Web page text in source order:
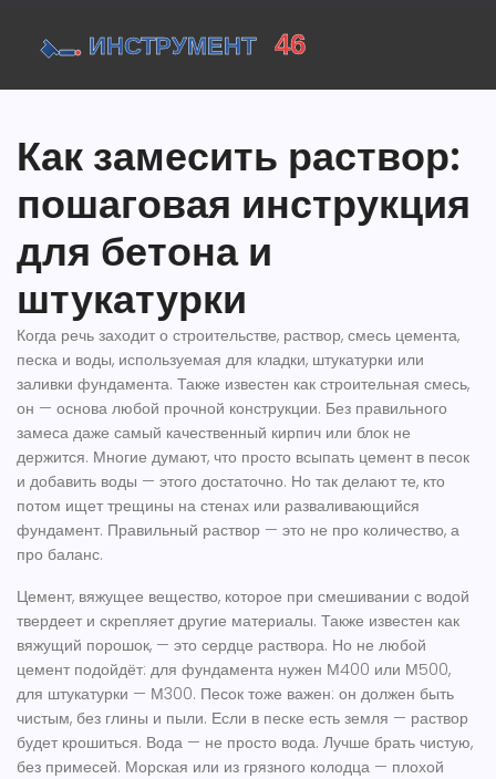
Как замесить раствор:
пошаговая инструкция
для бетона и
штукатурки
Когда речь заходит о строительстве, раствор, смесь цемента,
песка и воды, используемая для кладки, штукатурки или
заливки фундамента. Также известен как строительная смесь,
он — основа любой прочной конструкции. Без правильного
замеса даже самый качественный кирпич или блок не
держится. Многие думают, что просто всыпать цемент в песок
и добавить воды — этого достаточно. Но так делают те, кто
потом ищет трещины на стенах или разваливающийся
фундамент. Правильный раствор — это не про количество, а
про баланс.
Цемент, вяжущее вещество, которое при смешивании с водой
твердеет и скрепляет другие материалы. Также известен как
вяжущий порошок, — это сердце раствора. Но не любой
цемент подойдёт: для фундамента нужен М400 или М500,
для штукатурки — М300. Песок тоже важен: он должен быть
чистым, без глины и пыли. Если в песке есть земля — раствор
будет крошиться. Вода — не просто вода. Лучше брать чистую,
без примесей. Морская или из грязного колодца — плохой